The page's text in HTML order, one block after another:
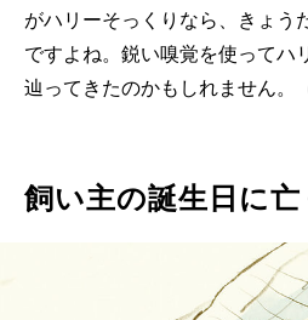
がハリーそっくりなら、きょう
ですよね。鋭い嗅覚を使ってハ
辿ってきたのかもしれません。
飼い主の誕生日に亡